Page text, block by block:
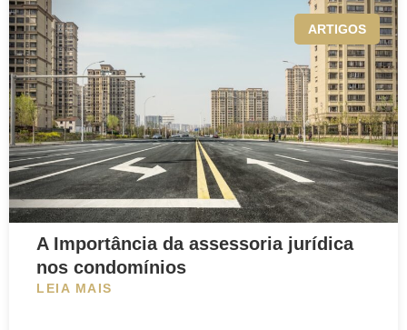
ARTIGOS
A Importância da assessoria jurídica
nos condomínios
LEIA MAIS